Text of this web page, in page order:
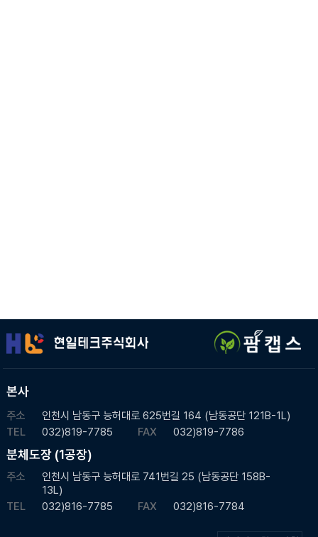
본사
주소
인천시 남동구 능허대로 625번길 164 (남동공단 121B-1L)
TEL
032)819-7785 FAX 032)819-7786
분체도장 (1공장)
주소
인천시 남동구 능허대로 741번길 25 (남동공단 158B-
13L)
TEL
032)816-7785 FAX 032)816-7784